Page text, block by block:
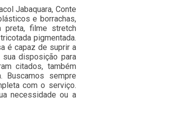
Jabaquara, Conte
e borrachas,
preta, filme stretch
pigmentada.
é capaz de suprir a
disposição para
citados, também
Buscamos sempre
com o serviço.
necessidade ou a